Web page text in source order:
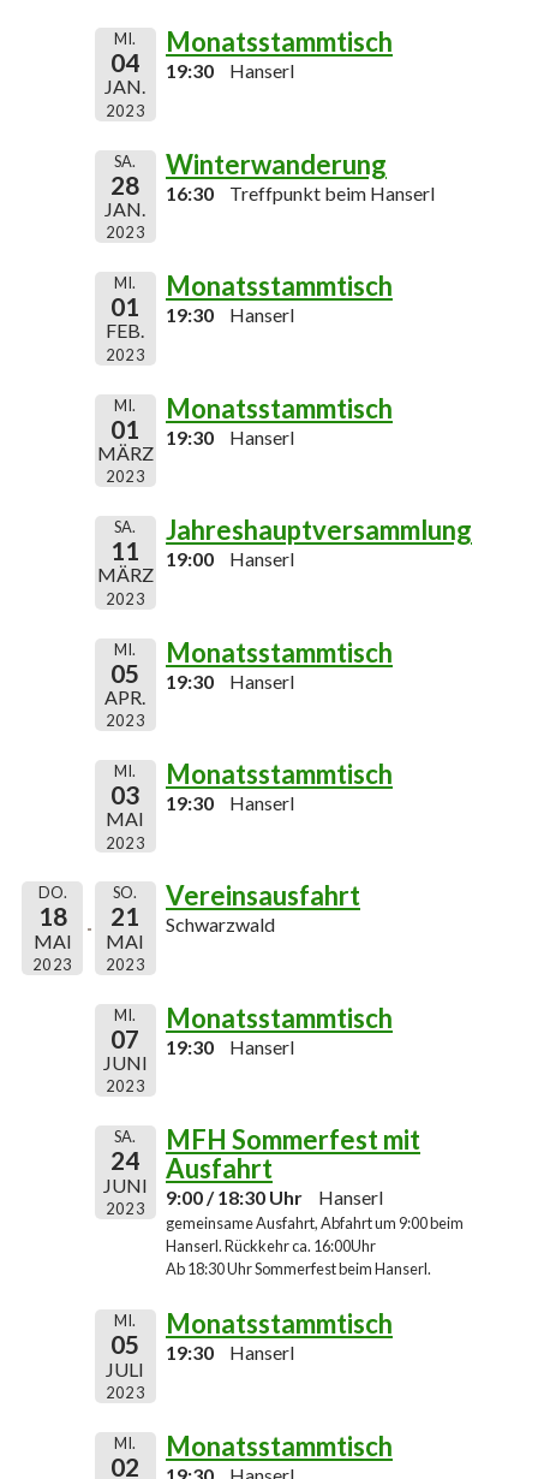
MI.
04
JAN.
2023
Monatsstammtisch
19:30 Hanserl
SA.
28
JAN.
2023
Winterwanderung
16:30 Treffpunkt beim Hanserl
MI.
01
FEB.
2023
Monatsstammtisch
19:30 Hanserl
MI.
01
MÄRZ
2023
Monatsstammtisch
19:30 Hanserl
SA.
11
MÄRZ
2023
Jahreshauptversammlung
19:00 Hanserl
MI.
05
APR.
2023
Monatsstammtisch
19:30 Hanserl
MI.
03
MAI
2023
Monatsstammtisch
19:30 Hanserl
DO.
18
MAI
2023
SO.
21
MAI
2023
Vereinsausfahrt
Schwarzwald
MI.
07
JUNI
2023
Monatsstammtisch
19:30 Hanserl
SA.
24
JUNI
2023
MFH Sommerfest mit
Ausfahrt
9:00 / 18:30 Uhr Hanserl
gemeinsame Ausfahrt, Abfahrt um 9:00 beim
Hanserl. Rückkehr ca. 16:00Uhr
Ab 18:30 Uhr Sommerfest beim Hanserl.
MI.
05
JULI
2023
Monatsstammtisch
19:30 Hanserl
MI.
02
Monatsstammtisch